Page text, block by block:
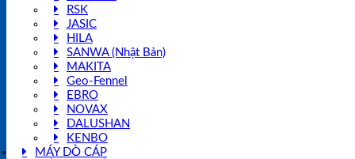
RSK
JASIC
HILA
SANWA (Nhật Bản)
MAKITA
Geo-Fennel
EBRO
NOVAX
DALUSHAN
KENBO
MÁY DÒ CÁP